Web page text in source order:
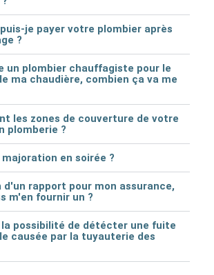
je payer votre plombier après
?
un plombier chauffagiste pour le
ma chaudière, combien ça va me
les zones de couverture de votre
plomberie ?
en soirée ?
d'un rapport pour mon assurance,
m'en fournir un ?
la possibilité de détécter une fuite
causée par la tuyauterie des